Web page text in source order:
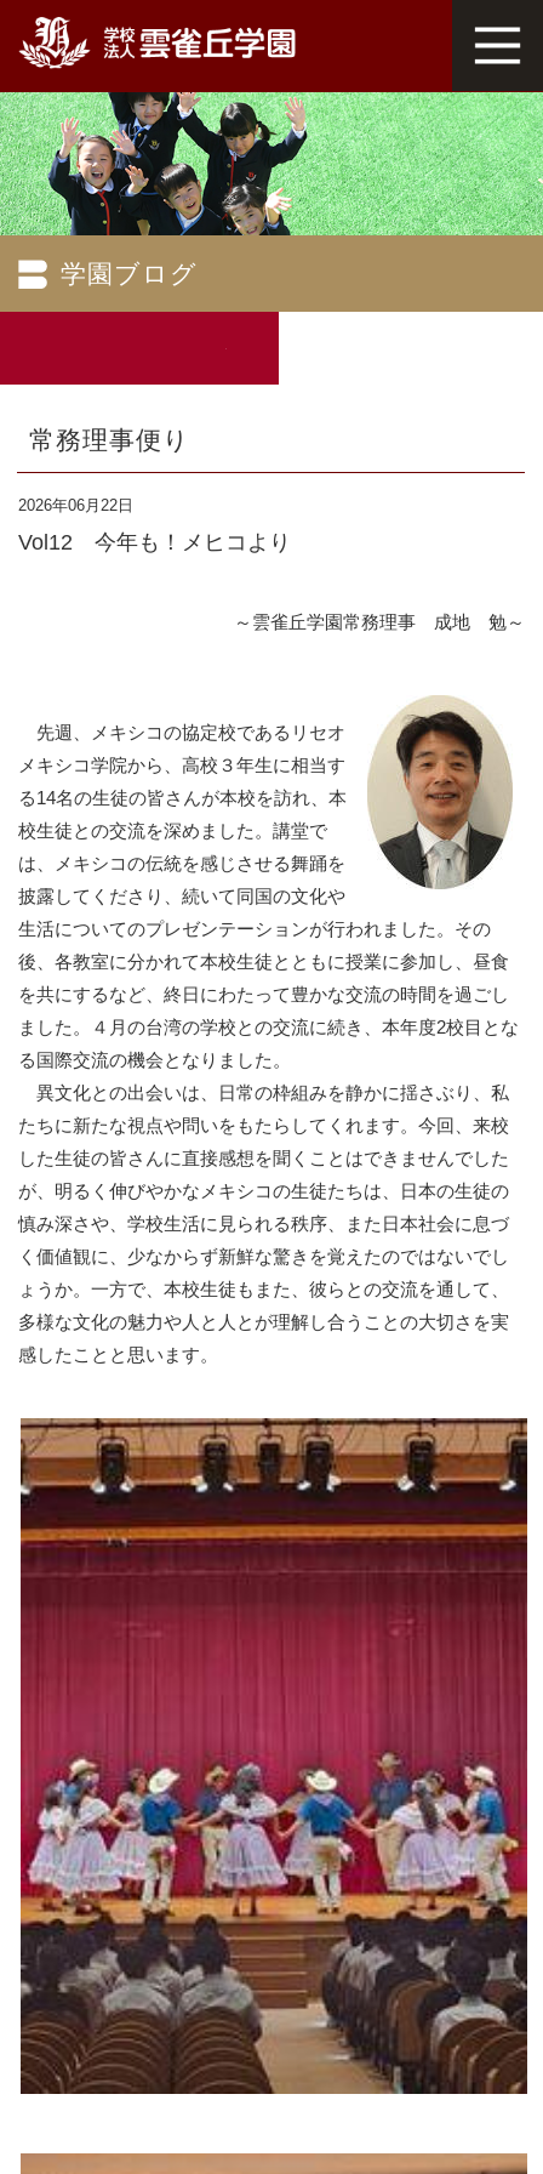
学園ブログ
常務理事便り
2026年06月22日
Vol12 今年も！メヒコより
～雲雀丘学園常務理事 成地 勉～
先週、メキシコの協定校であるリセオ
メキシコ学院から、高校３年生に相当す
る14名の生徒の皆さんが本校を訪れ、本
校生徒との交流を深めました。講堂で
は、メキシコの伝統を感じさせる舞踊を
披露してくださり、続いて同国の文化や
生活についてのプレゼンテーションが行われました。その
後、各教室に分かれて本校生徒とともに授業に参加し、昼食
を共にするなど、終日にわたって豊かな交流の時間を過ごし
ました。４月の台湾の学校との交流に続き、本年度2校目とな
る国際交流の機会となりました。
異文化との出会いは、日常の枠組みを静かに揺さぶり、私
たちに新たな視点や問いをもたらしてくれます。今回、来校
した生徒の皆さんに直接感想を聞くことはできませんでした
が、明るく伸びやかなメキシコの生徒たちは、日本の生徒の
慎み深さや、学校生活に見られる秩序、また日本社会に息づ
く価値観に、少なからず新鮮な驚きを覚えたのではないでし
ょうか。一方で、本校生徒もまた、彼らとの交流を通して、
多様な文化の魅力や人と人とが理解し合うことの大切さを実
感したことと思います。